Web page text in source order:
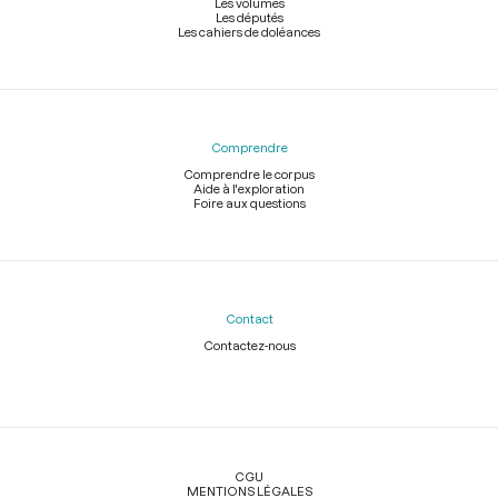
Les députés
Les cahiers de doléances
Comprendre
Comprendre le corpus
Aide à l'exploration
Foire aux questions
Contact
Contactez-nous
Légal
CGU
MENTIONS LÉGALES